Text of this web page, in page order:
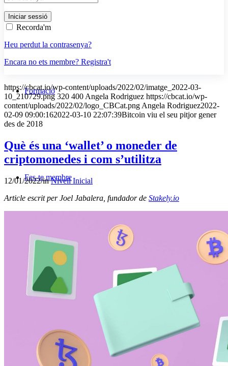
Formació
Fes-te membre
Blog
Contacte
Recorda'm
Heu perdut la contrasenya?
Encara no ets membre? Registra't
https://cbcat.io/wp-content/uploads/2022/02/imatge_2022-03-
10_210729.png 320 400 Angela Rodriguez https://cbcat.io/wp-
content/uploads/2022/02/logo_CBCat.png Angela Rodriguez2022-
02-09 09:00:162022-03-10 22:07:39Bitcoin viu el seu pitjor gener
des de 2018
Què és una ‘wallet’ o moneder de
criptomonedes i com s’utilitza
12/01/2022/inNivell Inicial
Article escrit perJoel Jabalera , fundador de Stakely.io